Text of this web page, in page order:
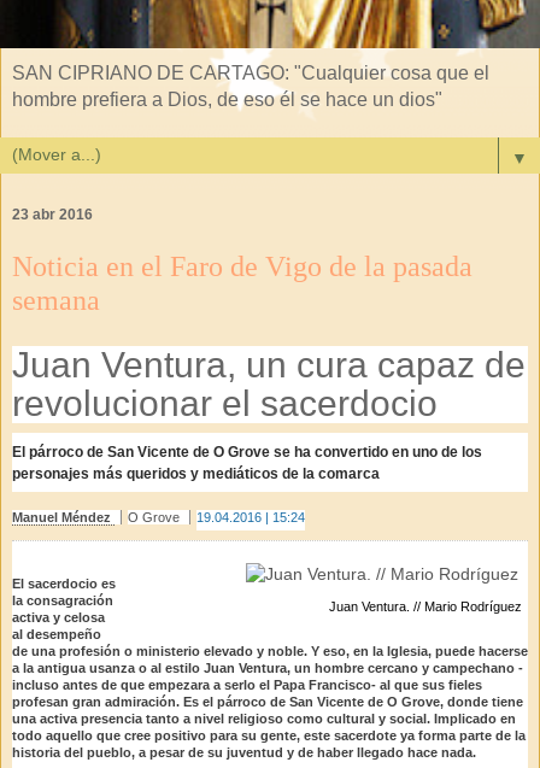
SAN CIPRIANO DE CARTAGO: "Cualquier cosa que el
hombre prefiera a Dios, de eso él se hace un dios"
▼
23 abr 2016
Noticia en el Faro de Vigo de la pasada
semana
Juan Ventura, un cura capaz de
revolucionar el sacerdocio
El párroco de San Vicente de O Grove se ha convertido en uno de los
personajes más queridos y mediáticos de la comarca
Manuel Méndez O Grove 19.04.2016 | 15:24
Juan Ventura. // Mario Rodríguez
El sacerdocio es
la consagración
activa y celosa
al desempeño
de una profesión o ministerio elevado y noble. Y eso, en la Iglesia, puede hacerse
a la antigua usanza o al estilo Juan Ventura, un hombre cercano y campechano -
incluso antes de que empezara a serlo el Papa Francisco- al que sus fieles
profesan gran admiración. Es el párroco de San Vicente de O Grove, donde tiene
una activa presencia tanto a nivel religioso como cultural y social. Implicado en
todo aquello que cree positivo para su gente, este sacerdote ya forma parte de la
historia del pueblo, a pesar de su juventud y de haber llegado hace nada.